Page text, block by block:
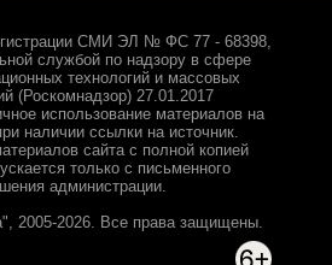
СМИ ЭЛ № ФС 77 - 68398,
службой по надзору в сфере
технологий и массовых
(Роскомнадзор) 27.01.2017
использование материалов на
наличии ссылки на источник.
сайта с полной копией
только с письменного
администрации.
2026. Все права защищены.